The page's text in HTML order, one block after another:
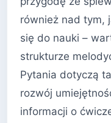
również nad tym,
się do nauki –
strukturze
Pytania dotyczą
rozwój
informacji o